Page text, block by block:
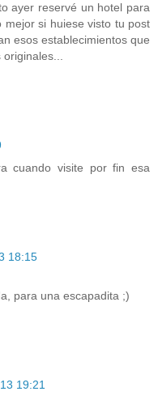
ayer reservé un hotel para
mejor si huiese visto tu post
esos establecimientos que
cuando visite por fin esa
18:15
para una escapadita ;)
19:21